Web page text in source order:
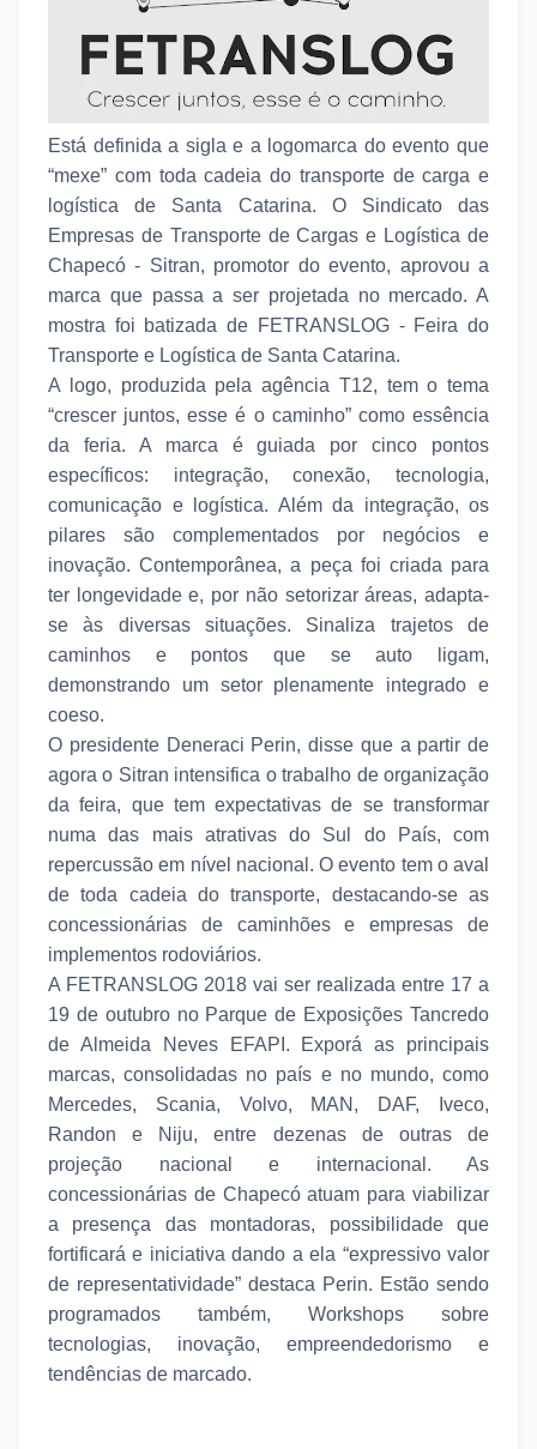
Está definida a sigla e a logomarca do evento que
“mexe” com toda cadeia do transporte de carga e
logística de Santa Catarina. O Sindicato das
Empresas de Transporte de Cargas e Logística de
Chapecó - Sitran, promotor do evento, aprovou a
marca que passa a ser projetada no mercado. A
mostra foi batizada de FETRANSLOG - Feira do
Transporte e Logística de Santa Catarina.
A logo, produzida pela agência T12, tem o tema
“crescer juntos, esse é o caminho” como essência
da feria. A marca é guiada por cinco pontos
específicos: integração, conexão, tecnologia,
comunicação e logística. Além da integração, os
pilares são complementados por negócios e
inovação. Contemporânea, a peça foi criada para
ter longevidade e, por não setorizar áreas, adapta-
se às diversas situações. Sinaliza trajetos de
caminhos e pontos que se auto ligam,
demonstrando um setor plenamente integrado e
coeso.
O presidente Deneraci Perin, disse que a partir de
agora o Sitran intensifica o trabalho de organização
da feira, que tem expectativas de se transformar
numa das mais atrativas do Sul do País, com
repercussão em nível nacional. O evento tem o aval
de toda cadeia do transporte, destacando-se as
concessionárias de caminhões e empresas de
implementos rodoviários.
A FETRANSLOG 2018 vai ser realizada entre 17 a
19 de outubro no Parque de Exposições Tancredo
de Almeida Neves EFAPI. Exporá as principais
marcas, consolidadas no país e no mundo, como
Mercedes, Scania, Volvo, MAN, DAF, Iveco,
Randon e Niju, entre dezenas de outras de
projeção nacional e internacional. As
concessionárias de Chapecó atuam para viabilizar
a presença das montadoras, possibilidade que
fortificará e iniciativa dando a ela “expressivo valor
de representatividade” destaca Perin. Estão sendo
programados também, Workshops sobre
tecnologias, inovação, empreendedorismo e
tendências de marcado.